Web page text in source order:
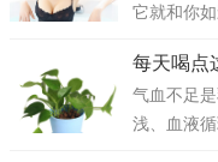
它就和你如
每天喝点
气血不足
浅、血液循